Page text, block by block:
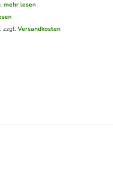
mehr lesen
zzgl. Versandkosten